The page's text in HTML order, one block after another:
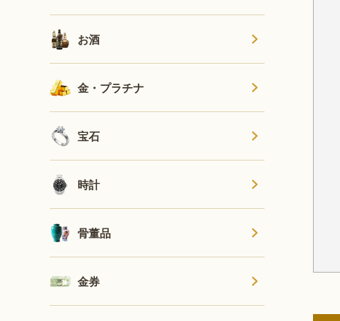
お酒
金・プラチナ
宝石
時計
骨董品
金券